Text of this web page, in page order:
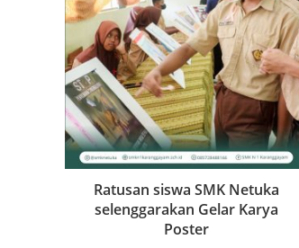
Ratusan siswa SMK Netuka
selenggarakan Gelar Karya
Poster